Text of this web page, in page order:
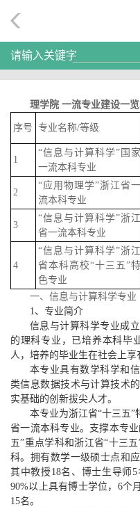
请输入关键字
理学院 一流专业建设一
序号 专业名称/等级
1
“信息与计算科学”国家
一流本科专业
2
“应用物理学”浙江省一
流本科专业
3
“信息与计算科学”浙江
省一流本科专业
4
“信息与计算科学”浙江
省本科高校“十三五”特
色专业
一、信息与计算科学专业
1、专业简介
信息与计算科学专业成
的理科专业，已培养本科毕
人，培养的毕业生在社会上享
本专业具有数学科学和
类信息数据技术与计算技术
实基础的创新拔尖人才。
本专业为浙江省“十三五
省一流本科专业。支撑本专
五”重点学科和浙江省“十三
科。拥有数学一级硕士点和
其中教授18名、博士生导师
90%以上具有博士学位，6个
15名。